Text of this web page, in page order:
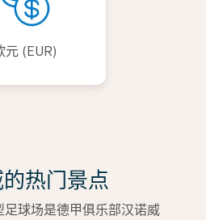
元 (EUR)
热门景点
足球场是德甲俱乐部汉诺威